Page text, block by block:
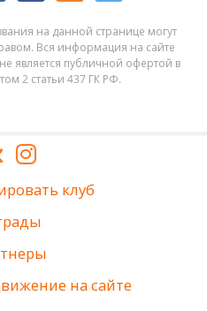
на данной странице могут
Вся информация на сайте
является публичной офертой в
2 статьи 437 ГК РФ.
клуб
на сайте